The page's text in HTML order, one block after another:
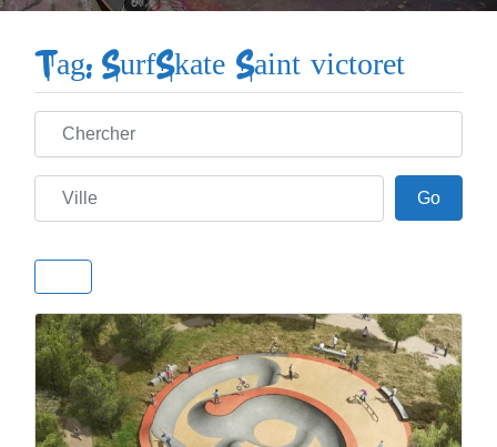
Tag: SurfSkate Saint victoret
Chercher
Ville GoGo